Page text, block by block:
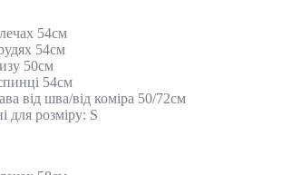
54см
54см
50см
54см
від шва/від коміра 50/72см
для розміру: S